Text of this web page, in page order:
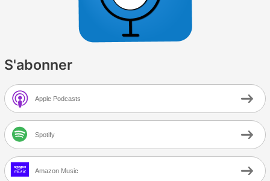
S'abonner
Apple Podcasts
Spotify
Amazon Music